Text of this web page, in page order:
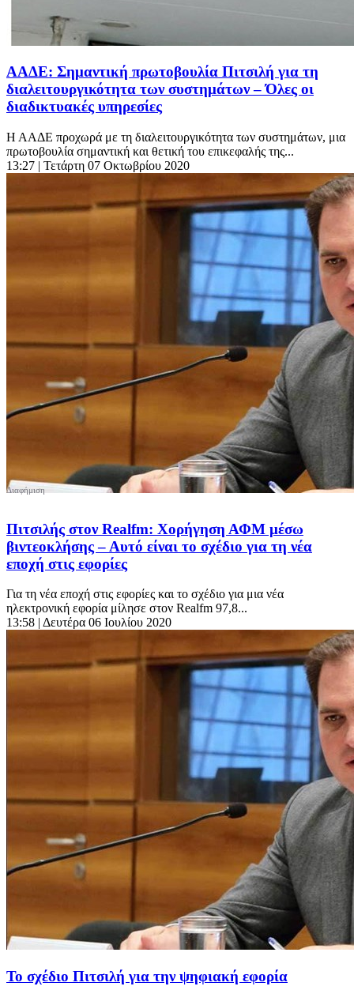
ΑΑΔΕ: Σημαντική πρωτοβουλία Πιτσιλή για τη
διαλειτουργικότητα των συστημάτων – Όλες οι
διαδικτυακές υπηρεσίες
Η ΑΑΔΕ προχωρά με τη διαλειτουργικότητα των συστημάτων, μια
πρωτοβουλία σημαντική και θετική του επικεφαλής της...
13:27 | Τετάρτη 07 Οκτωβρίου 2020
Πιτσιλής στον Realfm: Χορήγηση ΑΦΜ μέσω
βιντεοκλήσης – Αυτό είναι το σχέδιο για τη νέα
εποχή στις εφορίες
Για τη νέα εποχή στις εφορίες και το σχέδιο για μια νέα
ηλεκτρονική εφορία μίλησε στον Realfm 97,8...
13:58 | Δευτέρα 06 Ιουλίου 2020
Το σχέδιο Πιτσιλή για την ψηφιακή εφορία